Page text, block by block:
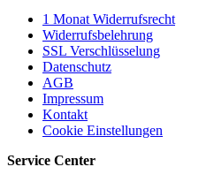
1 Monat Widerrufsrecht
Widerrufsbelehrung
SSL Verschlüsselung
Datenschutz
AGB
Impressum
Kontakt
Cookie Einstellungen
Service Center